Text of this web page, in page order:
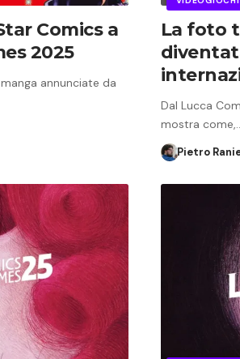
Comics a
2025
annunciate da
La foto
Dal Lucca
mostra
Pietro